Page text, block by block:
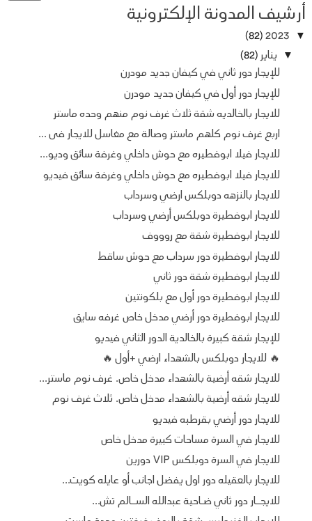
أرشيف المدونة الإلكترونية
▼
2023
(82)
▼ يناير(82)
للإيجار دور ثاني في كيفان جديد مودرن
للإيجار دور أول في كيفان جديد مودرن
للايجار بالخالديه شقة ثلاث غرف نوم منهم وحده ماستر
اربع غرف نوم كلهم ماستر وصالة مع مغاسل للايجار فى ...
للايجار فيلا ابوفطيره مع حوش داخلي وغرفة سائق وديو...
للايجار فيلا ابوفطيره مع حوش داخلي وغرفة سائق فيديو
للايجار بالنزهه دوبلكس ارضي وسرداب
للايجار ابوفطيرة دوبلكس أرضي وسرداب
للايجار ابوفطيرة شقة مع روووف
للايجار ابوفطيرة دور سرداب مع حوش ساقط
للايجار ابوفطيرة شقة دور ثاني
للايجار ابوفطيرة دور أول مع بلكونتين
للايجار ابوفطيرة دور أرضي مدخل خاص غرفه سايق
للإيجار شقة كبيرة بالخالدية الدور الثاني فيديو
🔥 للايجار دوبلكس بالشهداء ارضي +أول 🔥
للايجار شقه أرضية بالشهداء مدخل خاص. غرف نوم ماستر...
للايجار شقه أرضية بالشهداء مدخل خاص. ثلاث غرف نوم
للايجار دور أرضي بقرطبه فيديو
للايجار في السرة مساحات كبيرة مدخل خاص
للايجار في السرة دوبلكس VIP دورين
للايجار بالعقيله دور اول يفضل اجانب أو عايله كويت...
للايجــار دور ثاني ضـاحية عبدالله الســالم تش...